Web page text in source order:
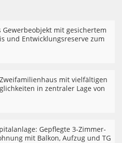
Gewerbeobjekt mit gesichertem
und Entwicklungsreserve zum
mit vielfältigen
in zentraler Lage von
Gepflegte 3-Zimmer-
mit Balkon, Aufzug und TG